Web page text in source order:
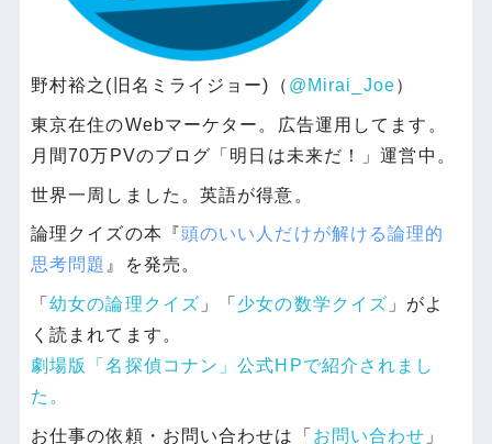
野村裕之(旧名ミライジョー)（ @Mirai_Joe）
東京在住のWebマーケター。広告運用してます。
月間70万PVのブログ「明日は未来だ！」運営中。
世界一周しました。英語が得意。
論理クイズの本『頭のいい人だけが解ける論理的
思考問題 』を発売。
「幼女の論理クイズ 」「 少女の数学クイズ 」がよ
く読まれてます。
劇場版「名探偵コナン」公式HPで紹介されまし
た。
お仕事の依頼・お問い合わせは「 お問い合わせ 」